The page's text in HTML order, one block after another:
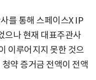
를 통해 스페이스X IP
으나 현재 대표주관사
이루어지지 못한 것으
약 증거금 전액이 전액